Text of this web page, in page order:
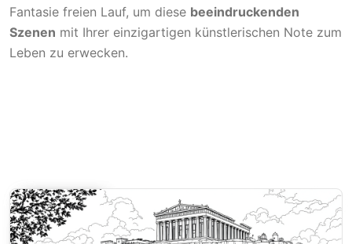
Fantasie freien Lauf, um diese beeindruckenden
Szenen mit Ihrer einzigartigen künstlerischen Note zum
Leben zu erwecken.